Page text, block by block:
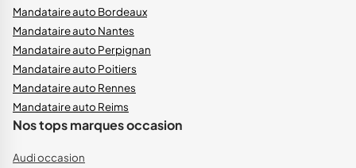
Mandataire auto Bordeaux
Mandataire auto Nantes
Mandataire auto Perpignan
Mandataire auto Poitiers
Mandataire auto Rennes
Mandataire auto Reims
Nos tops marques occasion
Audi occasion